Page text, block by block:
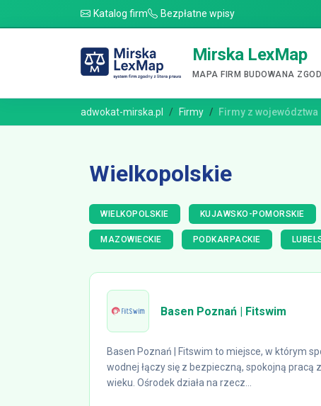
Katalog firm Bezpłatne wpisy
Mirska LexMap
MAPA FIRM BUDOWANA
adwokat-mirska.pl Firmy Firmy z województwa
Wielkopolskie
WIELKOPOLSKIE KUJAWSKO-POMORSKIE
MAZOWIECKIE PODKARPACKIE
Basen Poznań | Fitswim
Basen Poznań | Fitswim to miejsce, w którym
wodnej łączy się z bezpieczną, spokojną pracą
wieku. Ośrodek działa na rzecz...